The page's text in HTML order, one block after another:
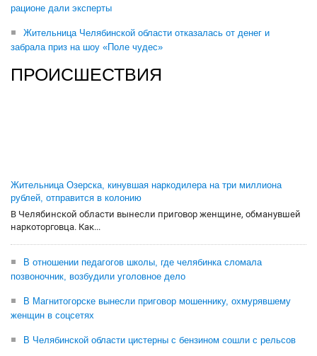
рационе дали эксперты
Жительница Челябинской области отказалась от денег и
забрала приз на шоу «Поле чудес»
ПРОИСШЕСТВИЯ
Жительница Озерска, кинувшая наркодилера на три миллиона
рублей, отправится в колонию
В Челябинской области вынесли приговор женщине, обманувшей
наркоторговца. Как...
В отношении педагогов школы, где челябинка сломала
позвоночник, возбудили уголовное дело
В Магнитогорске вынесли приговор мошеннику, охмурявшему
женщин в соцсетях
В Челябинской области цистерны с бензином сошли с рельсов